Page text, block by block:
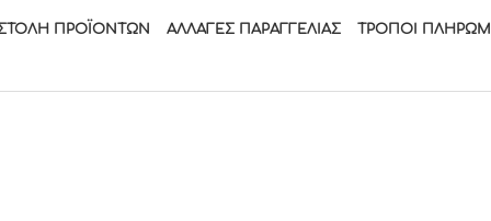
ΠΡΟΪΌΝΤΩΝ ΑΛΛΑΓΈΣ ΠΑΡΑΓΓΕΛΊΑΣ ΤΡΟΠΟΙ